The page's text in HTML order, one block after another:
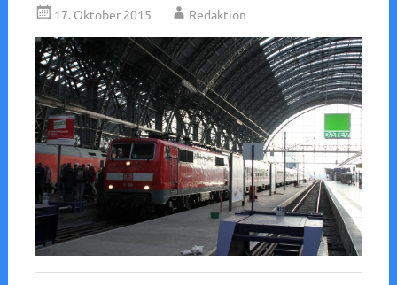
17. Oktober 2015 Redaktion